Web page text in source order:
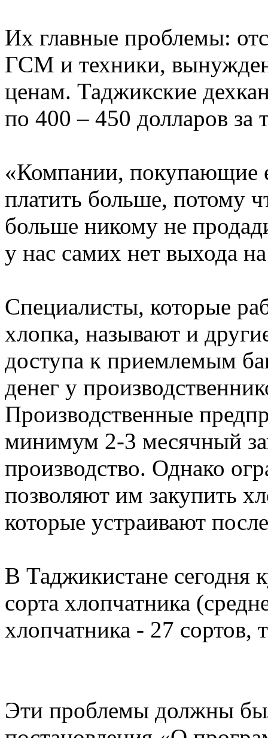
Их главные проблемы:
ГСМ и техники,
ценам. Таджикские
по 400 – 450 долларов за
«Компании, покупающие
платить больше, потому
больше никому не
у нас самих нет выхода
Специалисты, которые
хлопка, называют и
доступа к приемлемым
денег у
Производственные
минимум 2-3 месячный
производство. Однако
позволяют им закупить
которые устраивают
В Таджикистане сегодня
сорта хлопчатника
хлопчатника - 27 сортов,
Эти проблемы должны